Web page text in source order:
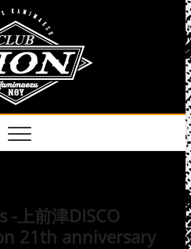
-上前津DISCO
21th anniversary